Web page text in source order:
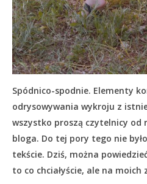
Spódnico-spodnie. Elementy
odrysowywania wykroju z
wszystko proszą czytelnicy od
bloga. Do tej pory tego nie
tekście. Dziś, można
to co chciałyście, ale na moich